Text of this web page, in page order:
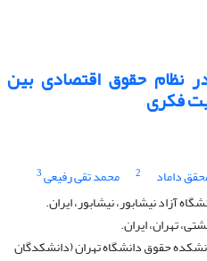
نظام حقوق اقتصادی بین
فکری
داماد 2 محمد تقی رفیعی3
آزاد نیشابور، نیشابور، ایران.
تهران، ایران.
حقوق دانشگاه تهران (دانشکدگان